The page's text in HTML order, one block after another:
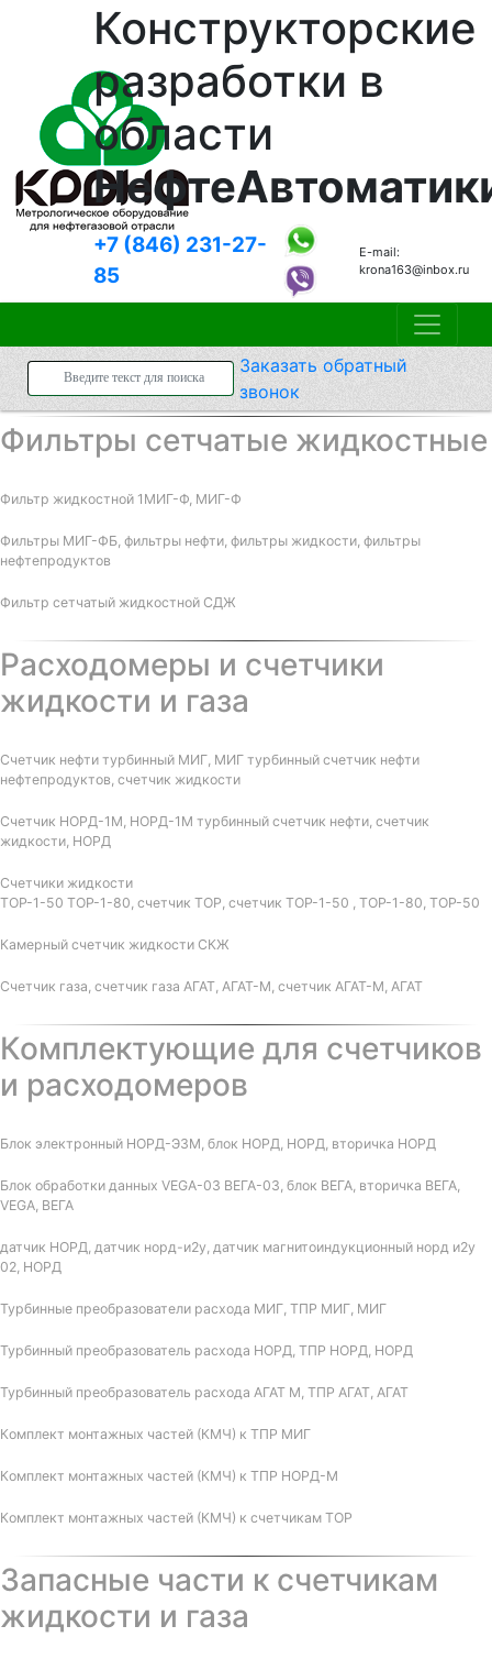
Конструкторские
разработки в
области
+7 (846) 231-27-
85
E-mail:
krona163@inbox.ru
Заказатьобратный
звонок
Фильтры сетчатые жидкостные
Фильтр жидкостной 1МИГ-Ф, МИГ-Ф
Фильтры МИГ-ФБ, фильтры нефти, фильтры жидкости, фильтры
нефтепродуктов
Фильтр сетчатый жидкостной СДЖ
Расходомеры и счетчики
жидкости и газа
Счетчик нефти турбинный МИГ, МИГ турбинный счетчик нефти
нефтепродуктов, счетчик жидкости
Счетчик НОРД-1М, НОРД-1М турбинный счетчик нефти, счетчик
жидкости, НОРД
Счетчики жидкости
ТОР-1-50 ТОР-1-80, счетчик ТОР, счетчик ТОР-1-50 , ТОР-1-80, ТОР-50
Камерный счетчик жидкости СКЖ
Счетчик газа, счетчик газа АГАТ, АГАТ-М, счетчик АГАТ-М, АГАТ
Комплектующие для счетчиков
и расходомеров
Блок электронный НОРД-Э3М, блок НОРД, НОРД, вторичка НОРД
Блок обработки данных VEGA-03 ВЕГА-03, блок ВЕГА, вторичка ВЕГА,
VEGA, ВЕГА
датчик НОРД, датчик норд-и2у, датчик магнитоиндукционный норд и2у
02, НОРД
Турбинные преобразователи расхода МИГ, ТПР МИГ, МИГ
Турбинный преобразователь расхода НОРД, ТПР НОРД, НОРД
Турбинный преобразователь расхода АГАТ М, ТПР АГАТ, АГАТ
Комплект монтажных частей (КМЧ) к ТПР МИГ
Комплект монтажных частей (КМЧ) к ТПР НОРД-М
Комплект монтажных частей (КМЧ) к счетчикам ТОР
Запасные части к счетчикам
жидкости и газа